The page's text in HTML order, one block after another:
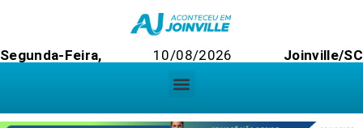
Segunda-Feira, 10/08/2026 Joinville/SC